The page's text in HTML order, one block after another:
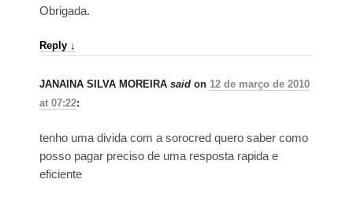
Obrigada.
Reply ↓
JANAINA SILVA MOREIRA said on 12 de março de 2010
at 07:22:
tenho uma divida com a sorocred quero saber como
posso pagar preciso de uma resposta rapida e
eficiente